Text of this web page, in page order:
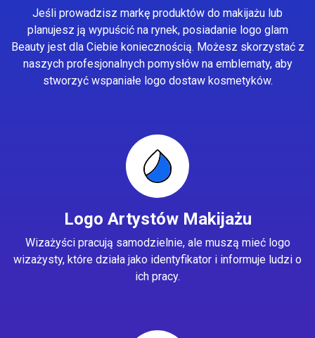
Jeśli prowadzisz markę produktów do makijażu lub
planujesz ją wypuścić na rynek, posiadanie logo glam
Beauty jest dla Ciebie koniecznością. Możesz skorzystać z
naszych profesjonalnych pomysłów na emblematy, aby
stworzyć wspaniałe logo dostaw kosmetyków.
Logo Artystów Makijażu
Wizażyści pracują samodzielnie, ale muszą mieć logo
wizażysty, które działa jako identyfikator i informuje ludzi o
ich pracy.